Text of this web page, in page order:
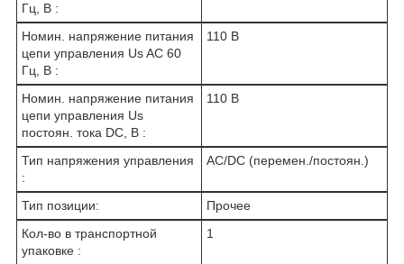
Гц, В :
Номин. напряжение питания
цепи управления Us AC 60
Гц, В :
110 В
Номин. напряжение питания
цепи управления Us
постоян. тока DC, В :
110 В
Тип напряжения управления
:
AC/DC (перемен./постоян.)
Тип позиции:
Прочее
Кол-во в транспортной
упаковке :
1